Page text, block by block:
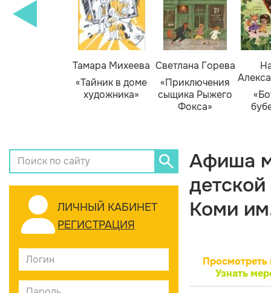
Тамара Михеева
«Тайник в доме
художника»
Светлана Горева
«Приключения
сыщика Рыжего
Фокса»
ЛИЧНЫЙ КАБИНЕТ
РЕГИСТРАЦИЯ
Афиша
Коми
Просмотреть
Узнать